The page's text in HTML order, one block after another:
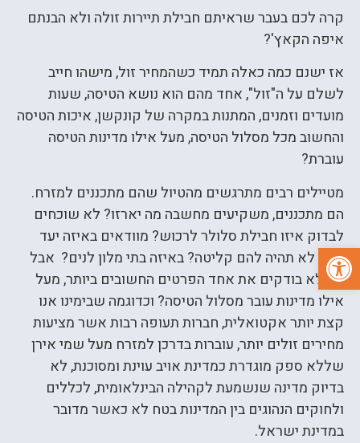
קרה לכם בעבר שראיתם חבילת תיירות זולה ולא הבנתם
איפה הקאץ'?
אז ישנם כמה כאלה תמיד כשהמחיר זול, מישהו חייב
לשלם על ה"זול", אחד מהם הוא נושא הטיסה, שעות
מועדים וזמנים, המתנות במקרה של קונקשן, איכות הטיסה
והחשוב מכל מסלול הטיסה, מעל אילו מדינות הטיסה
עוברת?
מטיילים רבים מתרגשים מהטיול שהם מתכננים למזרח.
הם מתכננים, משקיעים מחשבה מה יארזו? לא שוכחים
לבדוק איזו חבילת סלולר לרכוש? מוודאים באיזה יעד
אולי לא תהיה להם קליטה? באיזה בתי מלון לנים? אבל
הם לא בודקים את אחד הפרטים החשובים ביותר, מעל
אילו מדינות עובר מסלול הטיסה? וכדוגמה שבימינו אנו
קצת יותר אקטואלית, חברות תעופה רבות אשר מציעות
מחירים זולים יותר, עוברות בדרכן למזרח מעל שמי אירן
שללא ספק מוגדרת כמדינת אויב עוינת ומסוכנת, לא
בדיוק מדינה שנשמעת לקהילה הבינלאומית, לכללים
ולחוקים הנהוגים בין המדינות בטח לא כאשר מדובר
במדינת ישראל.
פתח סרגל נגישות